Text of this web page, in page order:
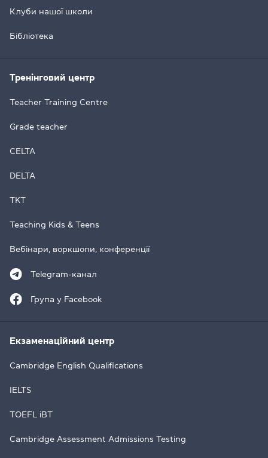
Клуби нашої школи
Бібліотека
Тренінговий центр
Teacher Training Centre
Grade teacher
CELTA
DELTA
TKT
Teaching Kids & Teens
Вебінари, воркшопи, конференції
Telegram-канал
Група у Facebook
Екзаменаційний центр
Cambridge English Qualifications
IELTS
TOEFL iBT
Cambridge Assessment Admissions Testing